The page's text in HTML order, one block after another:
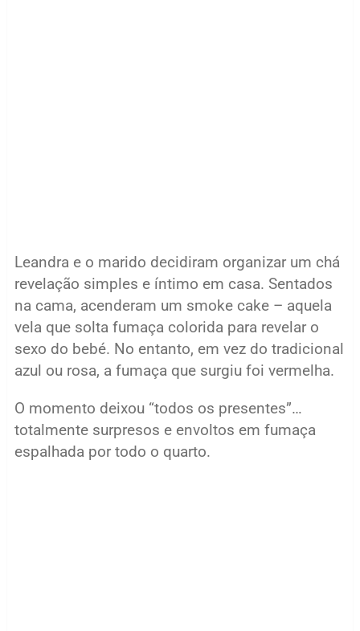
Leandra e o marido decidiram organizar um chá
revelação simples e íntimo em casa. Sentados
na cama, acenderam um smoke cake – aquela
vela que solta fumaça colorida para revelar o
sexo do bebé. No entanto, em vez do tradicional
azul ou rosa, a fumaça que surgiu foi vermelha.
O momento deixou “todos os presentes”…
totalmente surpresos e envoltos em fumaça
espalhada por todo o quarto.